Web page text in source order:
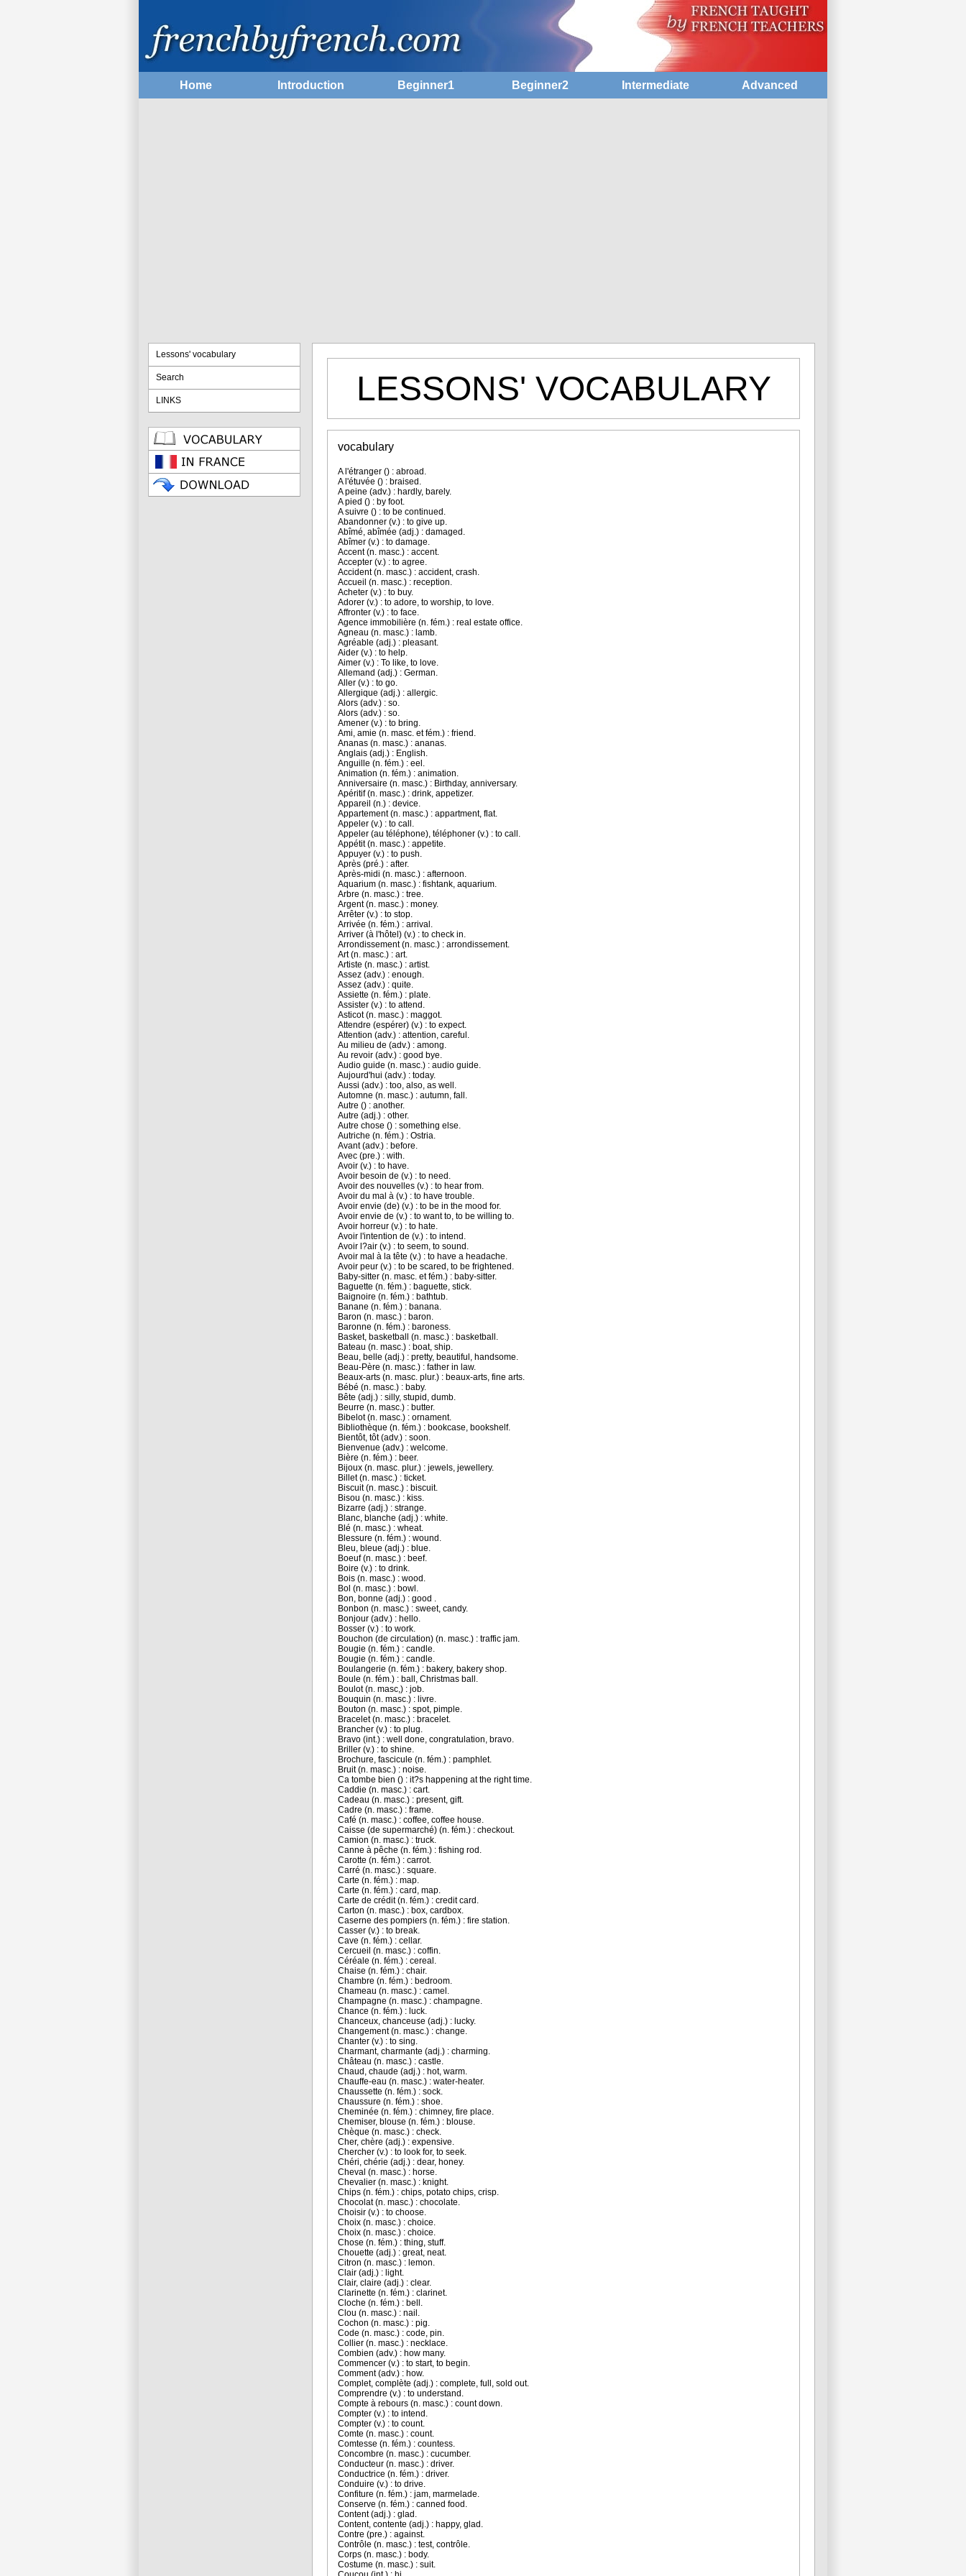
Home Introduction Beginner1 Beginner2 Intermediate Advanced
Lessons' vocabulary
Search
LINKS LESSONS' VOCABULARY
vocabulary
A l'étranger () : abroad.
A l'étuvée () : braised.
A peine (adv.) : hardly, barely.
A pied () : by foot.
A suivre () : to be continued.
Abandonner (v.) : to give up.
Abîmé, abîmée (adj.) : damaged.
Abîmer (v.) : to damage.
Accent (n. masc.) : accent.
Accepter (v.) : to agree.
Accident (n. masc.) : accident, crash.
Accueil (n. masc.) : reception.
Acheter (v.) : to buy.
Adorer (v.) : to adore, to worship, to love.
Affronter (v.) : to face.
Agence immobilière (n. fém.) : real estate office.
Agneau (n. masc.) : lamb.
Agréable (adj.) : pleasant.
Aider (v.) : to help.
Aimer (v.) : To like, to love.
Allemand (adj.) : German.
Aller (v.) : to go.
Allergique (adj.) : allergic.
Alors (adv.) : so.
Alors (adv.) : so.
Amener (v.) : to bring.
Ami, amie (n. masc. et fém.) : friend.
Ananas (n. masc.) : ananas.
Anglais (adj.) : English.
Anguille (n. fém.) : eel.
Animation (n. fém.) : animation.
Anniversaire (n. masc.) : Birthday, anniversary.
Apéritif (n. masc.) : drink, appetizer.
Appareil (n.) : device.
Appartement (n. masc.) : appartment, flat.
Appeler (v.) : to call.
Appeler (au téléphone), téléphoner (v.) : to call.
Appétit (n. masc.) : appetite.
Appuyer (v.) : to push.
Après (pré.) : after.
Après-midi (n. masc.) : afternoon.
Aquarium (n. masc.) : fishtank, aquarium.
Arbre (n. masc.) : tree.
Argent (n. masc.) : money.
Arrêter (v.) : to stop.
Arrivée (n. fém.) : arrival.
Arriver (à l'hôtel) (v.) : to check in.
Arrondissement (n. masc.) : arrondissement.
Art (n. masc.) : art.
Artiste (n. masc.) : artist.
Assez (adv.) : enough.
Assez (adv.) : quite.
Assiette (n. fém.) : plate.
Assister (v.) : to attend.
Asticot (n. masc.) : maggot.
Attendre (espérer) (v.) : to expect.
Attention (adv.) : attention, careful.
Au milieu de (adv.) : among.
Au revoir (adv.) : good bye.
Audio guide (n. masc.) : audio guide.
Aujourd'hui (adv.) : today.
Aussi (adv.) : too, also, as well.
Automne (n. masc.) : autumn, fall.
Autre () : another.
Autre (adj.) : other.
Autre chose () : something else.
Autriche (n. fém.) : Ostria.
Avant (adv.) : before.
Avec (pre.) : with.
Avoir (v.) : to have.
Avoir besoin de (v.) : to need.
Avoir des nouvelles (v.) : to hear from.
Avoir du mal à (v.) : to have trouble.
Avoir envie (de) (v.) : to be in the mood for.
Avoir envie de (v.) : to want to, to be willing to.
Avoir horreur (v.) : to hate.
Avoir l'intention de (v.) : to intend.
Avoir l?air (v.) : to seem, to sound.
Avoir mal à la tête (v.) : to have a headache.
Avoir peur (v.) : to be scared, to be frightened.
Baby-sitter (n. masc. et fém.) : baby-sitter.
Baguette (n. fém.) : baguette, stick.
Baignoire (n. fém.) : bathtub.
Banane (n. fém.) : banana.
Baron (n. masc.) : baron.
Baronne (n. fém.) : baroness.
Basket, basketball (n. masc.) : basketball.
Bateau (n. masc.) : boat, ship.
Beau, belle (adj.) : pretty, beautiful, handsome.
Beau-Père (n. masc.) : father in law.
Beaux-arts (n. masc. plur.) : beaux-arts, fine arts.
Bébé (n. masc.) : baby.
Bête (adj.) : silly, stupid, dumb.
Beurre (n. masc.) : butter.
Bibelot (n. masc.) : ornament.
Bibliothèque (n. fém.) : bookcase, bookshelf.
Bientôt, tôt (adv.) : soon.
Bienvenue (adv.) : welcome.
Bière (n. fém.) : beer.
Bijoux (n. masc. plur.) : jewels, jewellery.
Billet (n. masc.) : ticket.
Biscuit (n. masc.) : biscuit.
Bisou (n. masc.) : kiss.
Bizarre (adj.) : strange.
Blanc, blanche (adj.) : white.
Blé (n. masc.) : wheat.
Blessure (n. fém.) : wound.
Bleu, bleue (adj.) : blue.
Boeuf (n. masc.) : beef.
Boire (v.) : to drink.
Bois (n. masc.) : wood.
Bol (n. masc.) : bowl.
Bon, bonne (adj.) : good .
Bonbon (n. masc.) : sweet, candy.
Bonjour (adv.) : hello.
Bosser (v.) : to work.
Bouchon (de circulation) (n. masc.) : traffic jam.
Bougie (n. fém.) : candle.
Bougie (n. fém.) : candle.
Boulangerie (n. fém.) : bakery, bakery shop.
Boule (n. fém.) : ball, Christmas ball.
Boulot (n. masc,) : job.
Bouquin (n. masc.) : livre.
Bouton (n. masc.) : spot, pimple.
Bracelet (n. masc.) : bracelet.
Brancher (v.) : to plug.
Bravo (int.) : well done, congratulation, bravo.
Briller (v.) : to shine.
Brochure, fascicule (n. fém.) : pamphlet.
Bruit (n. masc.) : noise.
Ca tombe bien () : it?s happening at the right time.
Caddie (n. masc.) : cart.
Cadeau (n. masc.) : present, gift.
Cadre (n. masc.) : frame.
Café (n. masc.) : coffee, coffee house.
Caisse (de supermarché) (n. fém.) : checkout.
Camion (n. masc.) : truck.
Canne à pêche (n. fém.) : fishing rod.
Carotte (n. fém.) : carrot.
Carré (n. masc.) : square.
Carte (n. fém.) : map.
Carte (n. fém.) : card, map.
Carte de crédit (n. fém.) : credit card.
Carton (n. masc.) : box, cardbox.
Caserne des pompiers (n. fém.) : fire station.
Casser (v.) : to break.
Cave (n. fém.) : cellar.
Cercueil (n. masc.) : coffin.
Céréale (n. fém.) : cereal.
Chaise (n. fém.) : chair.
Chambre (n. fém.) : bedroom.
Chameau (n. masc.) : camel.
Champagne (n. masc.) : champagne.
Chance (n. fém.) : luck.
Chanceux, chanceuse (adj.) : lucky.
Changement (n. masc.) : change.
Chanter (v.) : to sing.
Charmant, charmante (adj.) : charming.
Château (n. masc.) : castle.
Chaud, chaude (adj.) : hot, warm.
Chauffe-eau (n. masc.) : water-heater.
Chaussette (n. fém.) : sock.
Chaussure (n. fém.) : shoe.
Cheminée (n. fém.) : chimney, fire place.
Chemiser, blouse (n. fém.) : blouse.
Chèque (n. masc.) : check.
Cher, chère (adj.) : expensive.
Chercher (v.) : to look for, to seek.
Chéri, chérie (adj.) : dear, honey.
Cheval (n. masc.) : horse.
Chevalier (n. masc.) : knight.
Chips (n. fém.) : chips, potato chips, crisp.
Chocolat (n. masc.) : chocolate.
Choisir (v.) : to choose.
Choix (n. masc.) : choice.
Choix (n. masc.) : choice.
Chose (n. fém.) : thing, stuff.
Chouette (adj.) : great, neat.
Citron (n. masc.) : lemon.
Clair (adj.) : light.
Clair, claire (adj.) : clear.
Clarinette (n. fém.) : clarinet.
Cloche (n. fém.) : bell.
Clou (n. masc.) : nail.
Cochon (n. masc.) : pig.
Code (n. masc.) : code, pin.
Collier (n. masc.) : necklace.
Combien (adv.) : how many.
Commencer (v.) : to start, to begin.
Comment (adv.) : how.
Complet, complète (adj.) : complete, full, sold out.
Comprendre (v.) : to understand.
Compte à rebours (n. masc.) : count down.
Compter (v.) : to intend.
Compter (v.) : to count.
Comte (n. masc.) : count.
Comtesse (n. fém.) : countess.
Concombre (n. masc.) : cucumber.
Conducteur (n. masc.) : driver.
Conductrice (n. fém.) : driver.
Conduire (v.) : to drive.
Confiture (n. fém.) : jam, marmelade.
Conserve (n. fém.) : canned food.
Content (adj.) : glad.
Content, contente (adj.) : happy, glad.
Contre (pre.) : against.
Contrôle (n. masc.) : test, contrôle.
Corps (n. masc.) : body.
Costume (n. masc.) : suit.